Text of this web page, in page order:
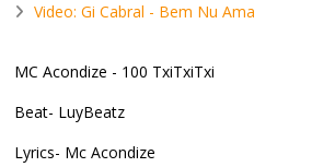
Video: Gi Cabral - Bem Nu Ama
MC Acondize - 100 TxiTxiTxi
Beat- LuyBeatz
Lyrics- Mc Acondize